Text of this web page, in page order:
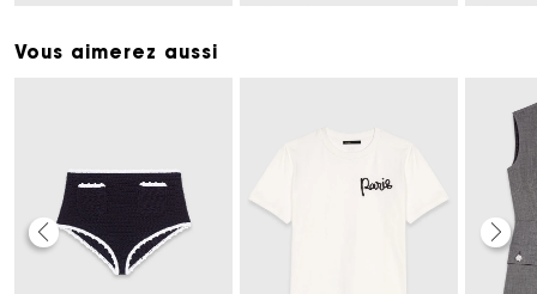
Vous aimerez aussi
Carte Cadeau Maje : la meilleure façon d'offrir le